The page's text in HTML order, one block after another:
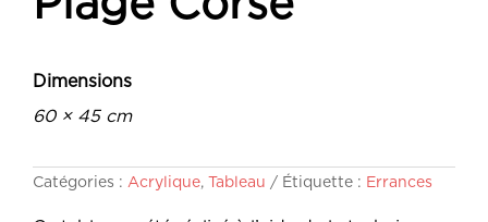
Dimensions
60 × 45 cm
Catégories : Acrylique, Tableau Étiquette : Errances